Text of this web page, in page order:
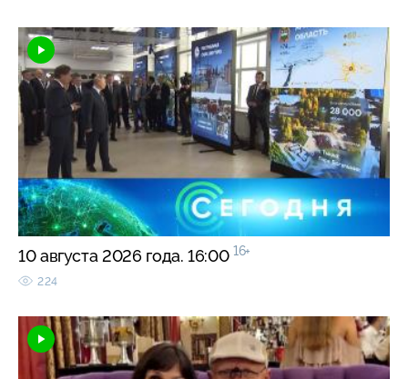
10 августа 2026 года. 16:00 16+
224